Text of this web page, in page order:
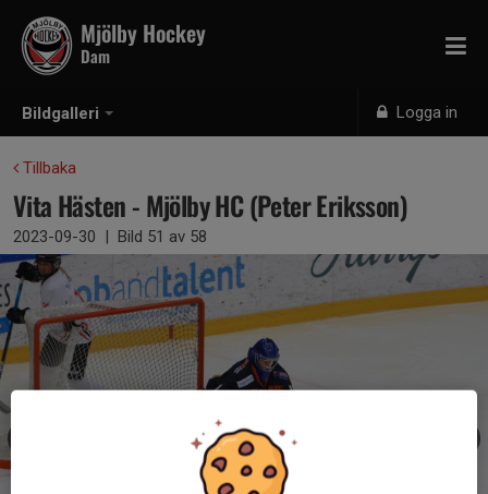
Bildgalleri Logga in
Mjölby Hockey
Dam
Tillbaka
Vita Hästen - Mjölby HC (Peter Eriksson)
2023-09-30 | Bild 51 av 58